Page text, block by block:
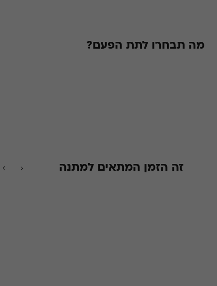
מה תבחרו לתת הפעם?
זה הזמן המתאים למתנה